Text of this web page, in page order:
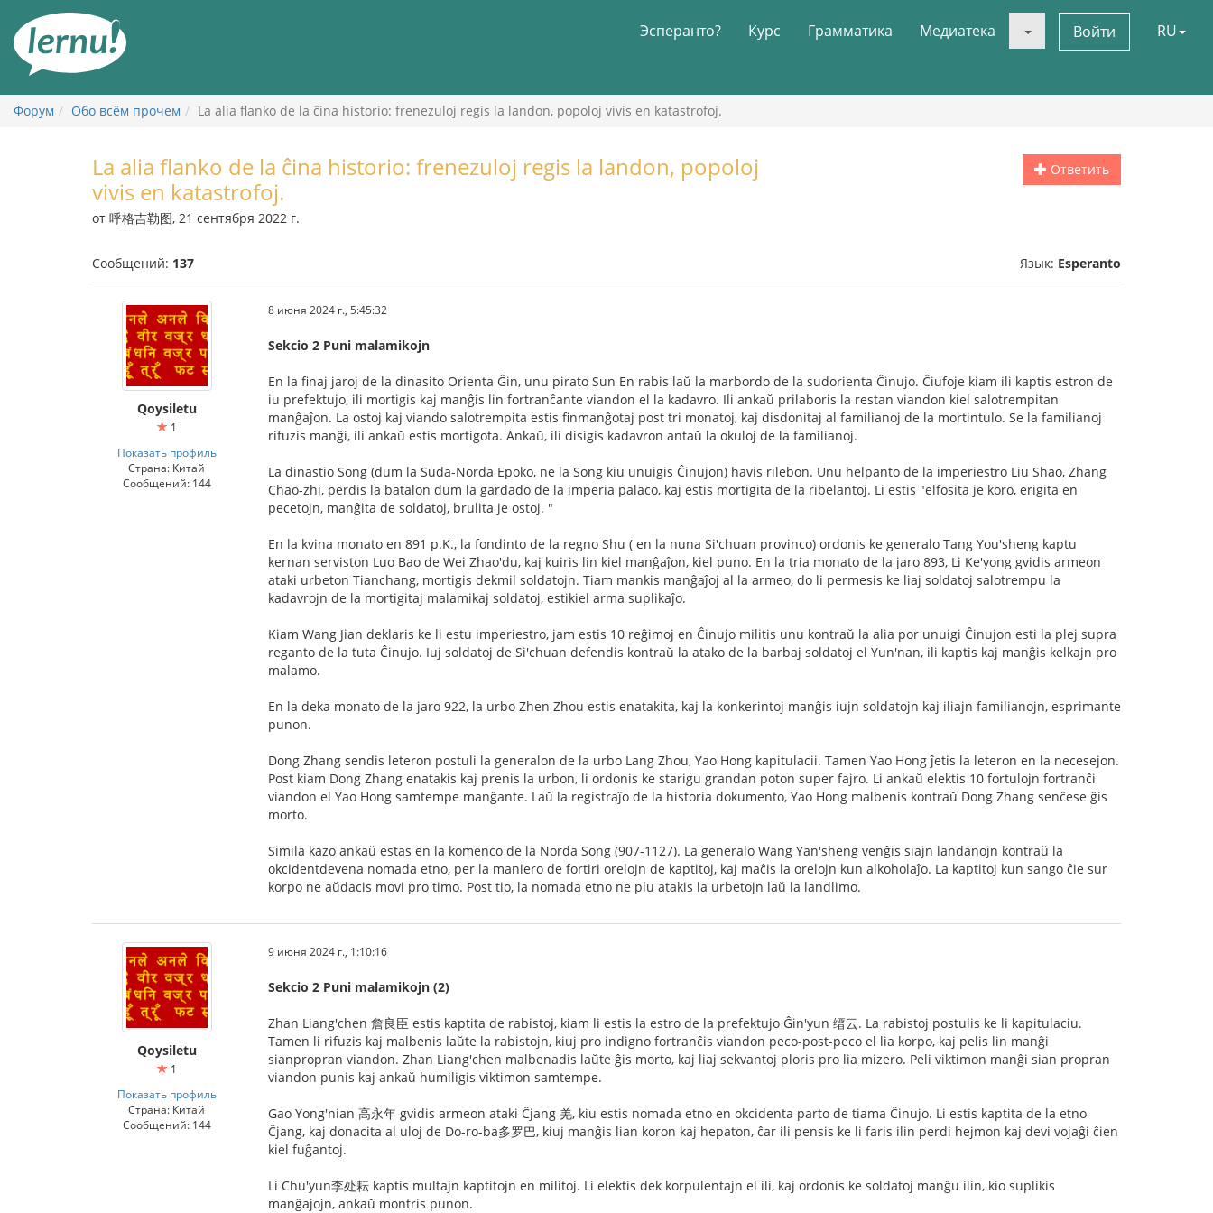
содержанию
Эсперанто? Курс Грамматика Медиатека Войти RU
Форум Обо всём прочем La alia flanko de la ĉina historio: frenezuloj regis la landon, popoloj vivis en katastrofoj.
Ответить
La alia flanko de la ĉina historio: frenezuloj regis la landon, popoloj
vivis en katastrofoj.
от 呼格吉勒图, 21 сентября 2022 г.
Сообщений: 137 Язык: Esperanto
Qoysiletu
1
Показать профиль
Страна: Китай
Сообщений: 144
8 июня 2024 г., 5:45:32
Sekcio 2 Puni malamikojn
En la finaj jaroj de la dinasito Orienta Ĝin, unu pirato Sun En rabis laŭ la marbordo de la sudorienta Ĉinujo. Ĉiufoje kiam ili kaptis estron de
iu prefektujo, ili mortigis kaj manĝis lin fortranĉante viandon el la kadavro. Ili ankaŭ prilaboris la restan viandon kiel salotrempitan
manĝaĵon. La ostoj kaj viando salotrempita estis finmanĝotaj post tri monatoj, kaj disdonitaj al familianoj de la mortintulo. Se la familianoj
rifuzis manĝi, ili ankaŭ estis mortigota. Ankaŭ, ili disigis kadavron antaŭ la okuloj de la familianoj.
La dinastio Song (dum la Suda-Norda Epoko, ne la Song kiu unuigis Ĉinujon) havis rilebon. Unu helpanto de la imperiestro Liu Shao, Zhang
Chao-zhi, perdis la batalon dum la gardado de la imperia palaco, kaj estis mortigita de la ribelantoj. Li estis "elfosita je koro, erigita en
pecetojn, manĝita de soldatoj, brulita je ostoj. "
En la kvina monato en 891 p.K., la fondinto de la regno Shu ( en la nuna Si'chuan provinco) ordonis ke generalo Tang You'sheng kaptu
kernan serviston Luo Bao de Wei Zhao'du, kaj kuiris lin kiel manĝaĵon, kiel puno. En la tria monato de la jaro 893, Li Ke'yong gvidis armeon
ataki urbeton Tianchang, mortigis dekmil soldatojn. Tiam mankis manĝaĵoj al la armeo, do li permesis ke liaj soldatoj salotrempu la
kadavrojn de la mortigitaj malamikaj soldatoj, estikiel arma suplikaĵo.
Kiam Wang Jian deklaris ke li estu imperiestro, jam estis 10 reĝimoj en Ĉinujo militis unu kontraŭ la alia por unuigi Ĉinujon esti la plej supra
reganto de la tuta Ĉinujo. Iuj soldatoj de Si'chuan defendis kontraŭ la atako de la barbaj soldatoj el Yun'nan, ili kaptis kaj manĝis kelkajn pro
malamo.
En la deka monato de la jaro 922, la urbo Zhen Zhou estis enatakita, kaj la konkerintoj manĝis iujn soldatojn kaj iliajn familianojn, esprimante
punon.
Dong Zhang sendis leteron postuli la generalon de la urbo Lang Zhou, Yao Hong kapitulacii. Tamen Yao Hong ĵetis la leteron en la necesejon.
Post kiam Dong Zhang enatakis kaj prenis la urbon, li ordonis ke starigu grandan poton super fajro. Li ankaŭ elektis 10 fortulojn fortranĉi
viandon el Yao Hong samtempe manĝante. Laŭ la registraĵo de la historia dokumento, Yao Hong malbenis kontraŭ Dong Zhang senĉese ĝis
morto.
Simila kazo ankaŭ estas en la komenco de la Norda Song (907-1127). La generalo Wang Yan'sheng venĝis siajn landanojn kontraŭ la
okcidentdevena nomada etno, per la maniero de fortiri orelojn de kaptitoj, kaj maĉis la orelojn kun alkoholaĵo. La kaptitoj kun sango ĉie sur
korpo ne aŭdacis movi pro timo. Post tio, la nomada etno ne plu atakis la urbetojn laŭ la landlimo.
Qoysiletu
1
Показать профиль
Страна: Китай
Сообщений: 144
9 июня 2024 г., 1:10:16
Sekcio 2 Puni malamikojn (2)
Zhan Liang'chen 詹良臣 estis kaptita de rabistoj, kiam li estis la estro de la prefektujo Ĝin'yun 缙云. La rabistoj postulis ke li kapitulaciu.
Tamen li rifuzis kaj malbenis laŭte la rabistojn, kiuj pro indigno fortranĉis viandon peco-post-peco el lia korpo, kaj pelis lin manĝi
sianpropran viandon. Zhan Liang'chen malbenadis laŭte ĝis morto, kaj liaj sekvantoj ploris pro lia mizero. Peli viktimon manĝi sian propran
viandon punis kaj ankaŭ humiligis viktimon samtempe.
Gao Yong'nian 高永年 gvidis armeon ataki Ĉjang 羌, kiu estis nomada etno en okcidenta parto de tiama Ĉinujo. Li estis kaptita de la etno
Ĉjang, kaj donacita al uloj de Do-ro-ba多罗巴, kiuj manĝis lian koron kaj hepaton, ĉar ili pensis ke li faris ilin perdi hejmon kaj devi vojaĝi ĉien
kiel fuĝantoj.
Li Chu'yun李处耘 kaptis multajn kaptitojn en militoj. Li elektis dek korpulentajn el ili, kaj ordonis ke soldatoj manĝu ilin, kio suplikis
manĝajojn, ankaŭ montris punon.